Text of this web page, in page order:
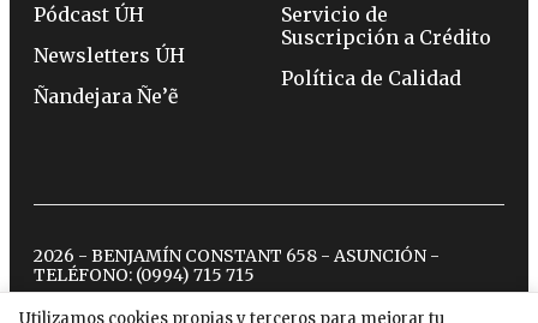
Utilizamos cookies propias y terceros para mejorar tu
Pódcast ÚH
Newsletters ÚH
Ñandejara Ñe’ẽ
Servicio de
Suscripción a Crédito
Política de Calidad
2026 - BENJAMÍN CONSTANT 658 - ASUNCIÓN -
TELÉFONO: (0994) 715 715